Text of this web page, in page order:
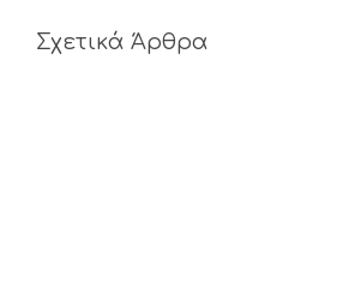
Σχετικά Άρθρα